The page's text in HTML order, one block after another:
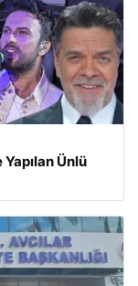
Ünlü